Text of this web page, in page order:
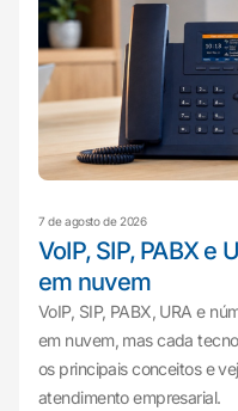
7 de agosto de 2026
VoIP, SIP, PABX e
em nuvem
VoIP, SIP, PABX, URA e
em nuvem, mas cada
os principais conceitos e
atendimento empresarial.